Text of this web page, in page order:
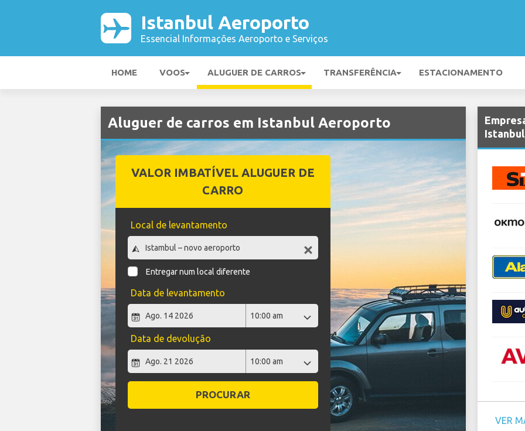
Istanbul Aeroporto
Essencial Informações Aeroporto e Serviços
HOME VOOS ALUGUER DE CARROS TRANSFERÊNCIA ESTACIONAMENTO
Aluguer de carros em Istanbul Aeroporto
VALOR IMBATÍVEL ALUGUER DE
CARRO
Local de levantamento
Entregar num local diferente
Data de levantamento
Data de devolução
PROCURAR
VER